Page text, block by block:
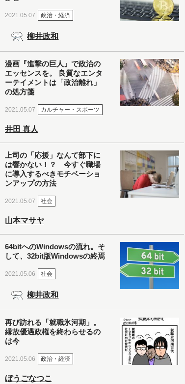
2021.05.07 政治・経済
柳井政和
漫画『進撃の巨人』で政治の
エッセンスを。 良質なエンタ
ーテイメントは「政治離れ」
の処方箋
2021.05.07 カルチャー・スポーツ
井田 真人
上司の「応援」なんて部下に
は響かない！？ 今すぐ職場
に導入するべきモチベーショ
ンアップの方法
2021.05.07 社会
山本マサヤ
64bitへのWindowsの流れ。そ
して、32bit版Windowsの終焉
2021.05.06 社会
柳井政和
再び訪れる「就職氷河期」。
縁故優遇政権を終わらせるの
は今
2021.05.06 政治・経済
ぼうごなつこ